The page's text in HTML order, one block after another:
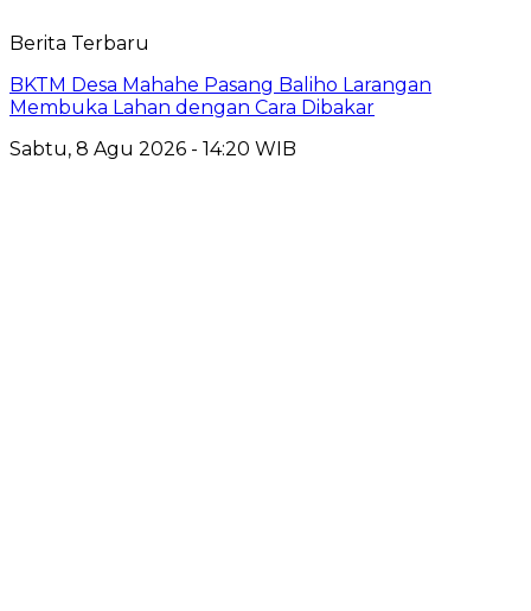
Berita Terbaru
BKTM Desa Mahahe Pasang Baliho Larangan
Membuka Lahan dengan Cara Dibakar
Sabtu, 8 Agu 2026 - 14:20 WIB